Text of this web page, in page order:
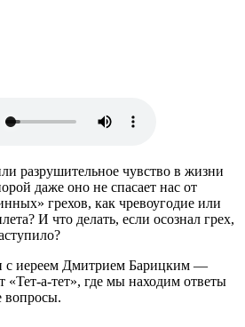
разрушительное чувство в жизни
даже оно не спасает нас от
грехов, как чревоугодие или
И что делать, если осознал грех,
с иереем Дмитрием Барицким —
«Тет-а-тет», где мы находим ответы
вопросы.